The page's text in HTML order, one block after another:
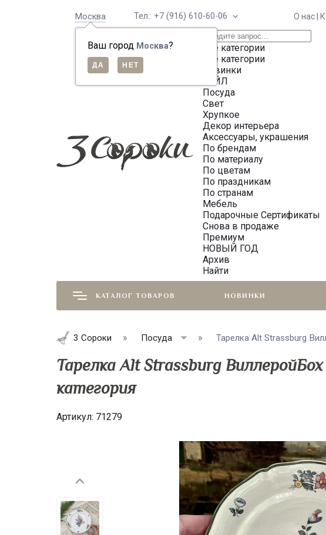
Москва
Ваш город Москва?
Тел.: +7 (916) 610-60-06 О нас |
Все категории
Все категории
Новинки
СЕЙЛ
Посуда
Свет
Хрупкое
Декор интерьера
Аксессуары, украшения
По брендам
По материалу
По цветам
По праздникам
По странам
Мебель
Подарочные Сертификаты
Снова в продаже
Премиум
НОВЫЙ ГОД
Архив
Найти
КАТАЛОГ ТОВАРОВ НОВИНКИ
3 Сороки Посуда Тарелка Alt Strassburg
Тарелка Alt Strassburg
категория
Артикул: 71279